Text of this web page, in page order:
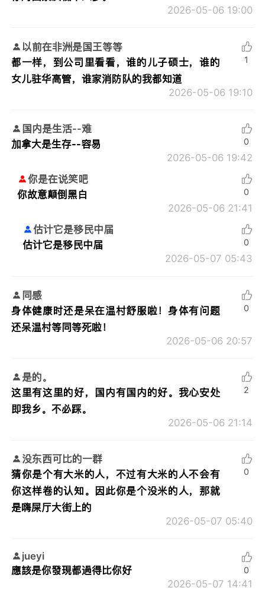
2026-05-06 19:00
以前在非洲是国王等等
都一样，到公司里看看，谁的儿子硕士，谁的
女儿驻华高管，谁家消防队的我都知道
2026-05-06 19:10
1
国内是生活--难
加拿大是生存--容易
2026-05-06 19:42
0
你是在说笑吧
你故意颠倒黑白
2026-05-06 21:41
0
估计它是移民中届
估计它是移民中届
2026-05-07 05:43
0
同感
身体健康时还是呆在温村舒服啦！身体有问题
还呆温村等同等死啦！
2026-05-06 20:57
0
是的。
这里有这里的好，国内有国内的好。我心安处
即我乡。不必踩。
2026-05-06 21:14
2
没东西可比的一群
猜你是个有大米的人，不过有大米的人不会有
你这样卷的认知。因此你是个没米的人，那就
是嗨屎厅大街上的
2026-05-07 05:40
0
jueyi
應該是你發現都過得比你好
2026-05-07 14:41
0